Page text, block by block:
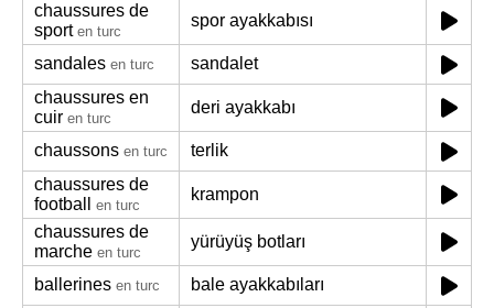
chaussures de
sport en turc
spor ayakkabısı
sandales en turc
sandalet
chaussures en
cuir en turc
deri ayakkabı
chaussons en turc
terlik
chaussures de
football
en turc
krampon
chaussures de
marche en turc
yürüyüş botları
ballerines en turc
bale ayakkabıları